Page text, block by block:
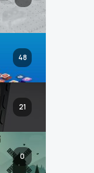
48
21
0